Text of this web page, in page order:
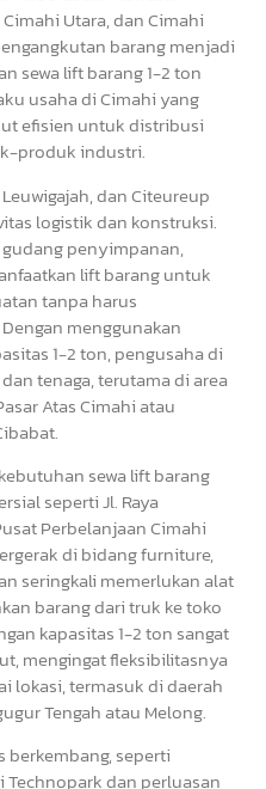
Utara, dan Cimahi
barang menjadi
sewa lift barang 1-2 ton
usaha di Cimahi yang
efisien untuk distribusi
produk industri.
dan Citeureup
logistik dan konstruksi.
penyimpanan,
lift barang untuk
tanpa harus
menggunakan
1-2 ton, pengusaha di
tenaga, terutama di area
Atas Cimahi atau
sewa lift barang
seperti Jl. Raya
Perbelanjaan Cimahi
di bidang furniture,
seringkali memerlukan alat
barang dari truk ke toko
kapasitas 1-2 ton sangat
mengingat fleksibilitasnya
lokasi, termasuk di daerah
Tengah atau Melong.
berkembang, seperti
dan perluasan